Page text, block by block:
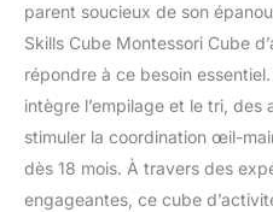
parent soucieux de son
Skills Cube Montessori Cube
répondre à ce besoin
intègre l’empilage et le tri,
stimuler la coordination œil-
dès 18 mois. À travers des
engageantes, ce cube